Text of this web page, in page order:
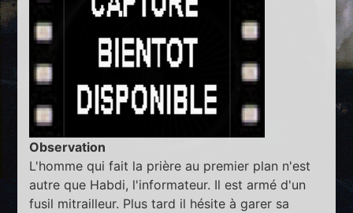
Observation
L'homme qui fait la prière au premier plan n'est
autre que Habdi, l'informateur. Il est armé d'un
fusil mitrailleur. Plus tard il hésite à garer sa